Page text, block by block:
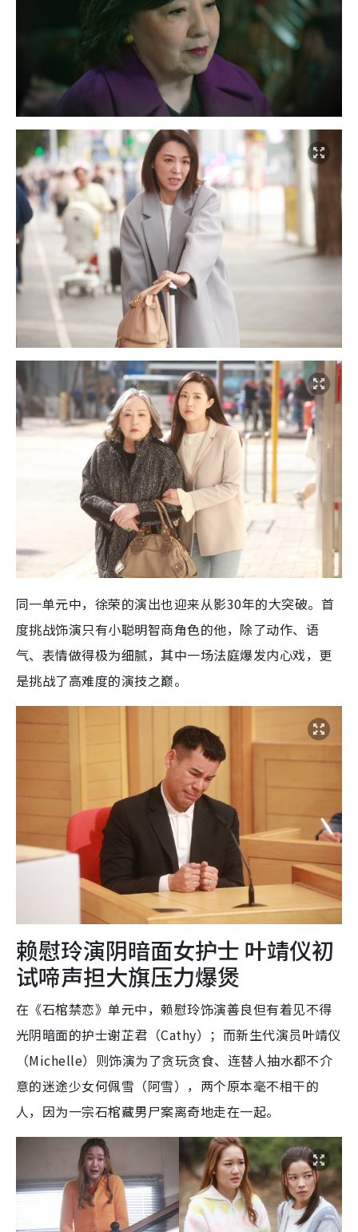
同一单元中，徐荣的演出也迎来从影30年的大突破。首
度挑战饰演只有小聪明智商角色的他，除了动作、语
气、表情做得极为细腻，其中一场法庭爆发内心戏，更
是挑战了高难度的演技之巅。
赖慰玲演阴暗面女护士 叶靖仪初
试啼声担大旗压力爆煲
在《石棺禁恋》单元中，赖慰玲饰演善良但有着见不得
光阴暗面的护士谢芷君（Cathy）；而新生代演员叶靖仪
（Michelle）则饰演为了贪玩贪食、连替人抽水都不介
意的迷途少女何佩雪（阿雪），两个原本毫不相干的
人，因为一宗石棺藏男尸案离奇地走在一起。